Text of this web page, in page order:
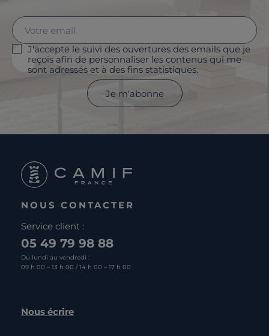
J'accepte le suivi des ouvertures des emails que je
reçois afin de personnaliser les contenus qui me
sont adressés et à des fins statistiques.
Je m'abonne
NOUS CONTACTER
Service client :
05 49 79 98 88
Du lundi au vendredi :
09 h 00 – 13 h 00 / 14 h 00 – 17 h 00
Nous écrire